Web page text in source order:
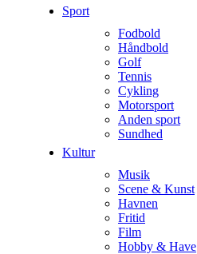
Sport
Fodbold
Håndbold
Golf
Tennis
Cykling
Motorsport
Anden sport
Sundhed
Kultur
Musik
Scene & Kunst
Havnen
Fritid
Film
Hobby & Have